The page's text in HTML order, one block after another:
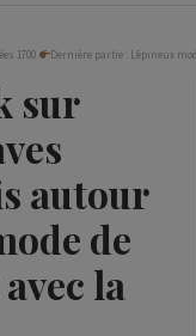
1700
Dernière partie : L’épineux
sur
autour
de
la